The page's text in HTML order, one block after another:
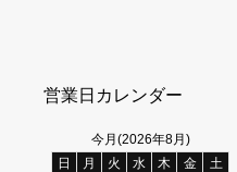
営業日カレンダー
今月(2026年8月)
日
月 火 水 木 金
土